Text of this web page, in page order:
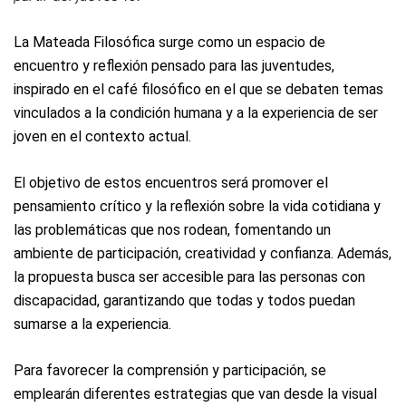
La Mateada Filosófica surge como un espacio de
encuentro y reflexión pensado para las juventudes,
inspirado en el café filosófico en el que se debaten temas
vinculados a la condición humana y a la experiencia de ser
joven en el contexto actual.
El objetivo de estos encuentros será promover el
pensamiento crítico y la reflexión sobre la vida cotidiana y
las problemáticas que nos rodean, fomentando un
ambiente de participación, creatividad y confianza. Además,
la propuesta busca ser accesible para las personas con
discapacidad, garantizando que todas y todos puedan
sumarse a la experiencia.
Para favorecer la comprensión y participación, se
emplearán diferentes estrategias que van desde la visual